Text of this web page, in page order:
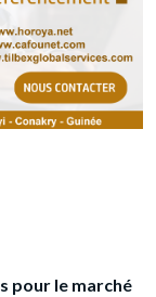
pour le marché